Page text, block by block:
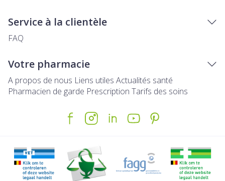
Service à la clientèle
FAQ
Votre pharmacie
A propos de nous Liens utiles Actualités santé
Pharmacien de garde Prescription Tarifs des soins